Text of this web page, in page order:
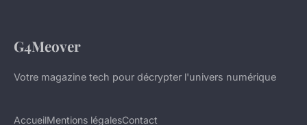
G4Meover
Votre magazine tech pour décrypter l'univers numérique
AccueilMentions légalesContact